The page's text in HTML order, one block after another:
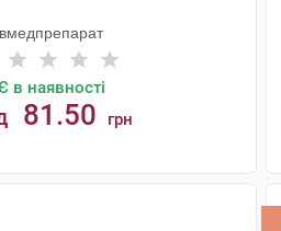
в наявності
81.50 грн